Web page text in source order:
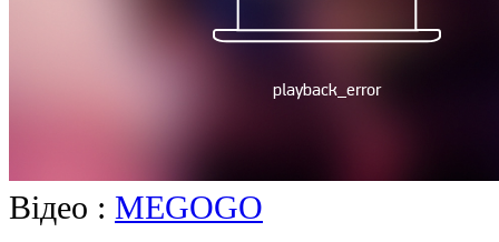
Відео : MEGOGO